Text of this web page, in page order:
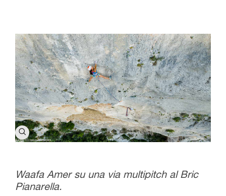
Waafa Amer su una via multipitch al Bric
Pianarella.